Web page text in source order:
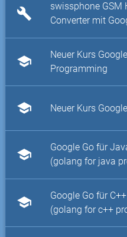
build
swissphone GSM
Converter mit
school
Neuer Kurs
Programming
school Neuer Kurs
school
Google Go für
(golang for java
school
Google Go für
(golang for c++